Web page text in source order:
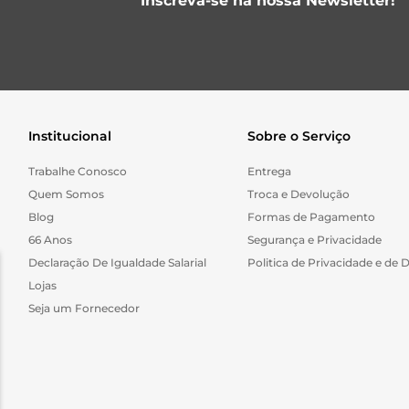
Institucional
Trabalhe Conosco
Quem Somos
Blog
66 Anos
Declaração De Igualdade Salarial
Lojas
Seja um Fornecedor
Sobre o Serviço
Entrega
Troca e Devolução
Formas de Pagamento
Segurança e Privacidade
Politica de Privacidade e de